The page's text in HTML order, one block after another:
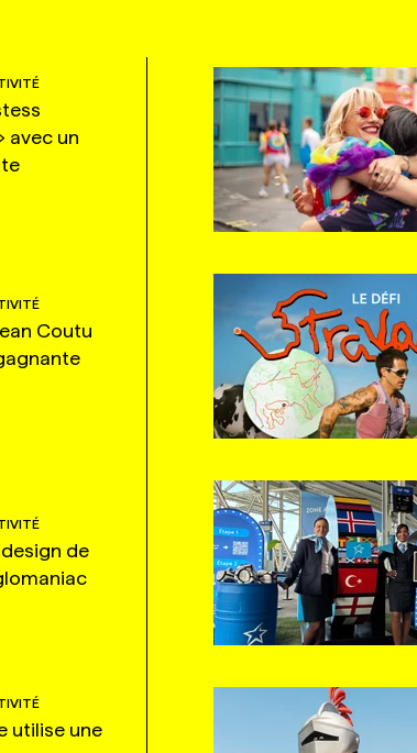
avec un
Coutu
de
utilise une